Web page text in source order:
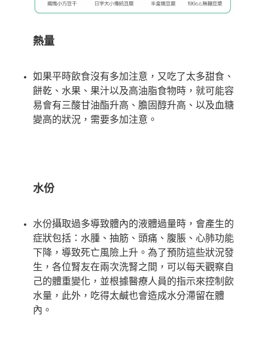
熱量
如果平時飲食沒有多加注意，又吃了太多甜食、
餅乾、水果、果汁以及高油脂食物時，就可能容
易會有三酸甘油酯升高、膽固醇升高、以及血糖
變高的狀況，需要多加注意。
水份
水份攝取過多導致體內的液體過量時，會產生的
症狀包括：水腫、抽筋、頭痛、腹脹、心肺功能
下降，導致死亡風險上升。為了預防這些狀況發
生，各位腎友在兩次洗腎之間，可以每天觀察自
己的體重變化，並根據醫療人員的指示來控制飲
水量，此外，吃得太鹹也會造成水分滯留在體
內。